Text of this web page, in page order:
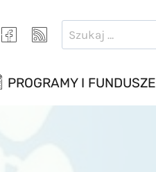
Szukaj:
PROGRAMY I FUNDUSZE